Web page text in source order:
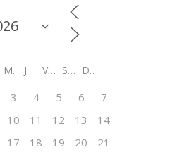
M J V S D
3 4 5 6
7
10 11 12 13
14
17 18 19 20
21